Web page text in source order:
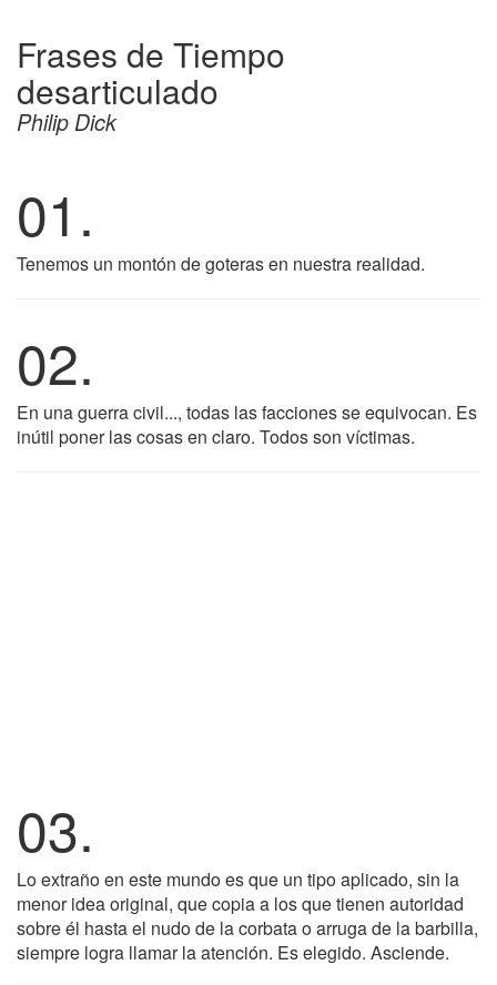
Frases de Tiempo
desarticulado
Philip Dick
01.
Tenemos un montón de goteras en nuestra realidad.
02.
En una guerra civil..., todas las facciones se equivocan. Es
inútil poner las cosas en claro. Todos son víctimas.
03.
Lo extraño en este mundo es que un tipo aplicado, sin la
menor idea original, que copia a los que tienen autoridad
sobre él hasta el nudo de la corbata o arruga de la barbilla,
siempre logra llamar la atención. Es elegido. Asciende.